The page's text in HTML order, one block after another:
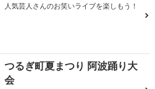
人気芸人さんのお笑いライブを楽しもう！
つるぎ町夏まつり 阿波踊り大
会